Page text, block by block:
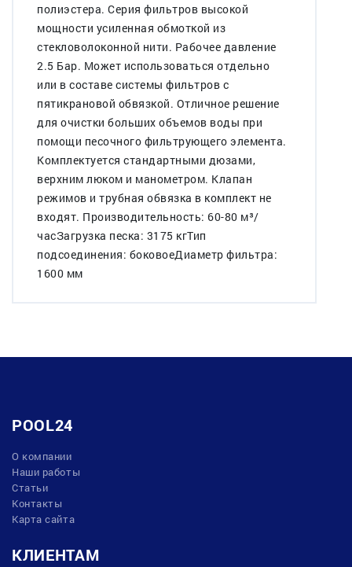
полиэстера. Серия фильтров высокой
мощности усиленная обмоткой из
стекловолоконной нити. Рабочее давление
2.5 Бар. Может использоваться отдельно
или в составе системы фильтров с
пятикрановой обвязкой. Отличное решение
для очистки больших объемов воды при
помощи песочного фильтрующего элемента.
Комплектуется стандартными дюзами,
верхним люком и манометром. Клапан
режимов и трубная обвязка в комплект не
входят. Производительность: 60-80 м³/
часЗагрузка песка: 3175 кгТип
подсоединения: боковоеДиаметр фильтра:
1600 мм
POOL24
О компании
Наши работы
Статьи
Контакты
Карта сайта
КЛИЕНТАМ